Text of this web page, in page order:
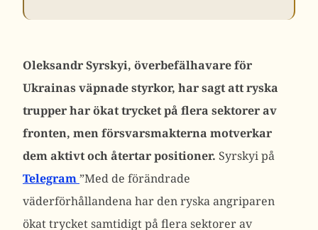
Oleksandr Syrskyi, överbefälhavare för
Ukrainas väpnade styrkor, har sagt att ryska
trupper har ökat trycket på flera sektorer av
fronten, men försvarsmakterna motverkar
dem aktivt och återtar positioner. Syrskyi på
Telegram”Med de förändrade
väderförhållandena har den ryska angriparen
ökat trycket samtidigt på flera sektorer av